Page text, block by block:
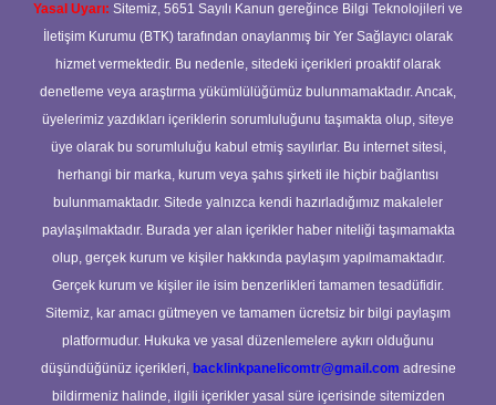
Yasal Uyarı: Sitemiz, 5651 Sayılı Kanun gereğince Bilgi Teknolojileri ve
İletişim Kurumu (BTK) tarafından onaylanmış bir Yer Sağlayıcı olarak
hizmet vermektedir. Bu nedenle, sitedeki içerikleri proaktif olarak
denetleme veya araştırma yükümlülüğümüz bulunmamaktadır. Ancak,
üyelerimiz yazdıkları içeriklerin sorumluluğunu taşımakta olup, siteye
üye olarak bu sorumluluğu kabul etmiş sayılırlar. Bu internet sitesi,
herhangi bir marka, kurum veya şahıs şirketi ile hiçbir bağlantısı
bulunmamaktadır. Sitede yalnızca kendi hazırladığımız makaleler
paylaşılmaktadır. Burada yer alan içerikler haber niteliği taşımamakta
olup, gerçek kurum ve kişiler hakkında paylaşım yapılmamaktadır.
Gerçek kurum ve kişiler ile isim benzerlikleri tamamen tesadüfidir.
Sitemiz, kar amacı gütmeyen ve tamamen ücretsiz bir bilgi paylaşım
platformudur. Hukuka ve yasal düzenlemelere aykırı olduğunu
düşündüğünüz içerikleri, backlinkpanelicomtr@gmail.com adresine
bildirmeniz halinde, ilgili içerikler yasal süre içerisinde sitemizden